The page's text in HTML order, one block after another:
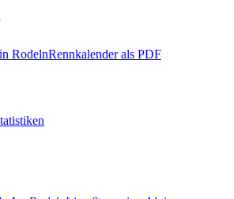
RodelnRennkalender als PDF